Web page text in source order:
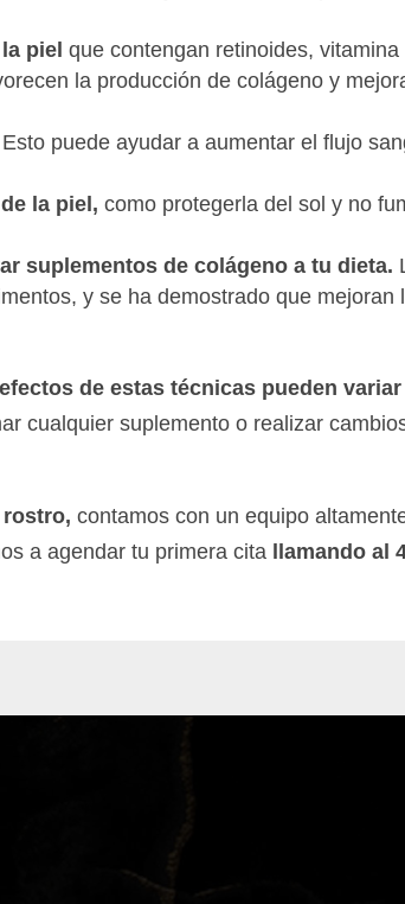
piel que contengan retinoides,
la producción de colágeno y
Esto puede ayudar a aumentar el flujo
la piel, como protegerla del sol y no
suplementos de colágeno a tu dieta.
y se ha demostrado que mejoran
de estas técnicas pueden variar
cualquier suplemento o realizar
rostro, contamos con un equipo
a agendar tu primera cita llamando al